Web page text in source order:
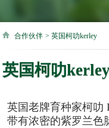
合作伙伴 > 英国柯叻kerley
英国柯叻
英国老牌育种家柯叻
带有浓密的紫罗兰色